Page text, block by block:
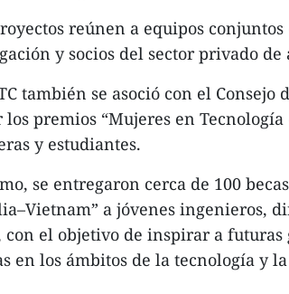
reúnen a equipos
y socios del sector privado de
también se asoció con el
los premios “Mujeres en
y estudiantes.
se entregaron cerca de 100
a jóvenes ingenieros,
con el objetivo de inspirar a
en los ámbitos de la tecnología y